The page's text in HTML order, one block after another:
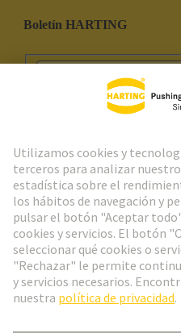
Boletín HARTING
Ir al registro
Social Media
España Español